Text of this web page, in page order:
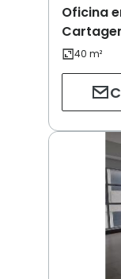
Oficina